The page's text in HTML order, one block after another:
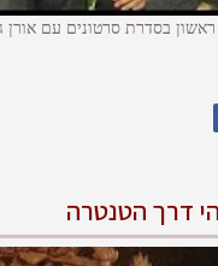
בסדרת סרטונים עם אורן
דרך הטנטרה